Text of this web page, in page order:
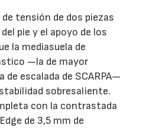
tensión de dos piezas
pie y el apoyo de los
la mediasuela de
—la de mayor
de escalada de SCARPA—
sobresaliente.
con la contrastada
de 3,5 mm de